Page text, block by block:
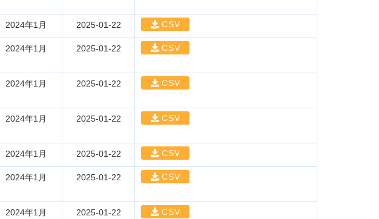
2024年1月 2025-01-22 CSV
2024年1月 2025-01-22 CSV
2024年1月 2025-01-22 CSV
2024年1月 2025-01-22 CSV
2024年1月 2025-01-22 CSV
2024年1月 2025-01-22 CSV
2024年1月 2025-01-22 CSV